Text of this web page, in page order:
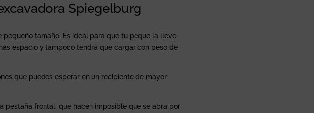
Spiegelburg
tamaño. Es ideal para que tu peque la lleve
espacio y tampoco tendrá que cargar con peso de
que puedes esperar en un recipiente de mayor
pestaña frontal, que hacen imposible que se abra por